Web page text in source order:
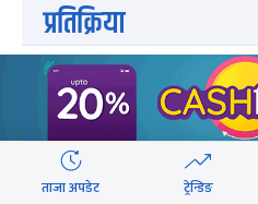
प्रतिक्रिया
ताजा अपडेट ट्रेन्डिङ